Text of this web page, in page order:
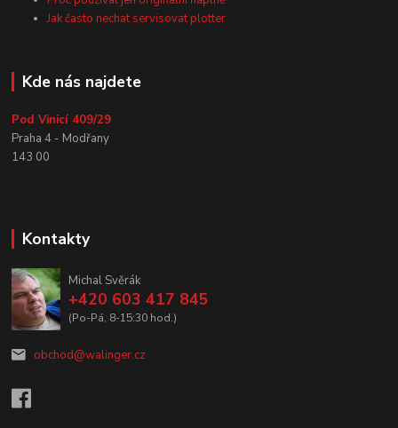
Jak často nechat servisovat plotter
Kde nás najdete
Pod Vinicí 409/29
Praha 4 - Modřany
143 00
Kontakty
Michal Svěrák
+420 603 417 845
(Po-Pá, 8-15:30 hod.)
obchod@walinger.cz